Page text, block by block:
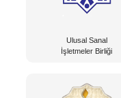
Ulusal Sanal
İşletmeler Birliği